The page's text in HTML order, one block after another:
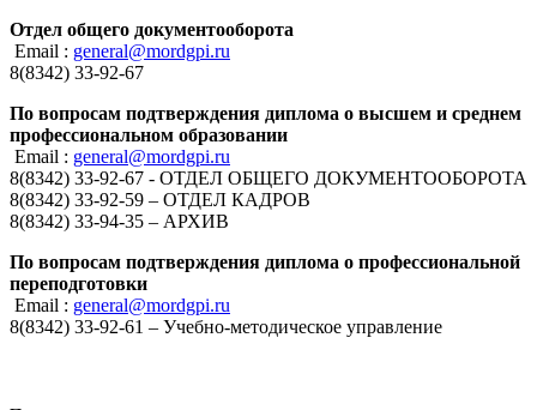
Отдел общего документооборота
Email : general@mordgpi.ru
8(8342) 33-92-67
По вопросам подтверждения диплома о высшем и среднем
профессиональном образовании
Email : general@mordgpi.ru
8(8342) 33-92-67 - ОТДЕЛ ОБЩЕГО ДОКУМЕНТООБОРОТА
8(8342) 33-92-59 – ОТДЕЛ КАДРОВ
8(8342) 33-94-35 – АРХИВ
По вопросам подтверждения диплома о профессиональной
переподготовки
Email : general@mordgpi.ru
8(8342) 33-92-61 – Учебно-методическое управление